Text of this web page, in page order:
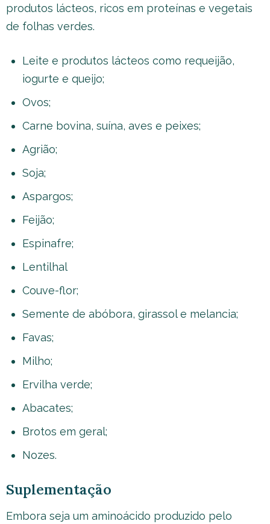
produtos lácteos, ricos em proteínas e vegetais
de folhas verdes.
Leite e produtos lácteos como requeijão,
iogurte e queijo;
Ovos;
Carne bovina, suína, aves e peixes;
Agrião;
Soja;
Aspargos;
Feijão;
Espinafre;
Lentilhal
Couve-flor;
Semente de abóbora, girassol e melancia;
Favas;
Milho;
Ervilha verde;
Abacates;
Brotos em geral;
Nozes.
Suplementação
Embora seja um aminoácido produzido pelo